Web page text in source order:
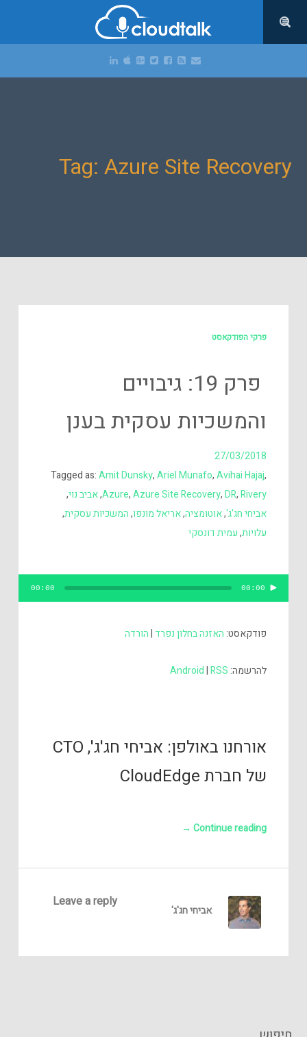
Tag: Azure Site Recovery
פרקי הפודקאסט
פרק 19: גיבויים
והמשכיות עסקית בענן
27/03/2018
Tagged as:Amit Dunsky,Ariel Munafo,Avihai Hajaj,
Azure,Azure Site Recovery,DR,Rivery
,אביב נוי,
אביחי חג'ג',אוטומציה,אריאל מונפו,המשכיות עסקית,
עלויות,עמית דונסקי
00:00
00:00
פודקאסט: האזנה בחלון נפרד |הורדה
להרשמה: Android|RSS
אורחנו באולפן: אביחי חג'ג', CTO
של חברת CloudEdge
Continue reading
→
Leave a reply
אביחי חג'ג'